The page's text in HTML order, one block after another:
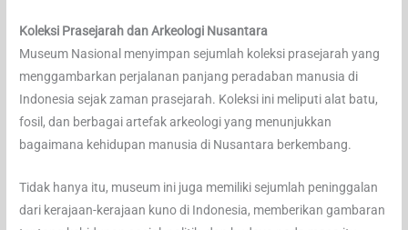
Koleksi Prasejarah dan Arkeologi Nusantara
Museum Nasional menyimpan sejumlah koleksi prasejarah yang
menggambarkan perjalanan panjang peradaban manusia di
Indonesia sejak zaman prasejarah. Koleksi ini meliputi alat batu,
fosil, dan berbagai artefak arkeologi yang menunjukkan
bagaimana kehidupan manusia di Nusantara berkembang.
Tidak hanya itu, museum ini juga memiliki sejumlah peninggalan
dari kerajaan-kerajaan kuno di Indonesia, memberikan gambaran